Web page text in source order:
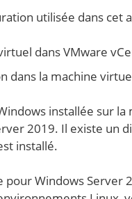
utilisée dans
dans VMware
dans la machine
installée sur
2019. Il existe un
installé.
Windows Server